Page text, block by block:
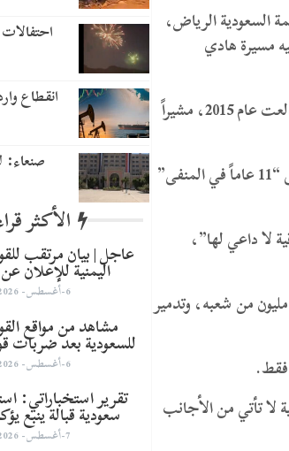
السعودية الرياض،
مسيرة هادي
واعتبر عسكر في تعليقه أن الرئيس الراحل كان “سبباً أصيلاً” في تدمير اليمن والحرب التي اندلعت عام 2015، مشيراً
وأضاف أن هادي سعى للعودة إلى سدة الرئاسة بالقوة العسكرية منذ ذلك التاريخ، إلا أنه قضى “11 عاماً في المنفى”
لا داعي لها”،
من شعبه، وتدمير
فقط.
تأتي من الأجانب
انقطاع
الأكثر قراءة
عاجل | بيان مرتقب
اليمنية للإعلان
6-أغسطس- 2026
مشاهد من مواقع
للسعودية بعد
6-أغسطس- 2026
تقرير استخباراتي:
سعودية قبالة ينبع
7-أغسطس- 2026